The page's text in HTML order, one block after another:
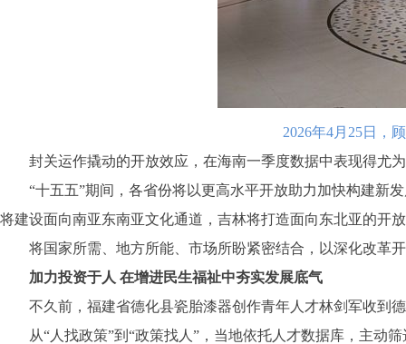
2026年4月25日，
封关运作撬动的开放效应，在海南一季度数据中表现得尤为
“十五五”期间，各省份将以更高水平开放助力加快构建新发
将建设面向南亚东南亚文化通道，吉林将打造面向东北亚的
将国家所需、地方所能、市场所盼紧密结合，以深化改革开
加力投资于人 在增进民生福祉中夯实发展底气
不久前，福建省德化县瓷胎漆器创作青年人才林剑军收到德
从“人找政策”到“政策找人”，当地依托人才数据库，主动筛